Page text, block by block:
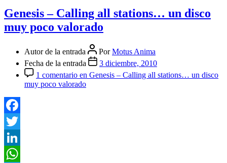
Genesis – Calling all stations… un disco
muy poco valorado
Autor de la entrada PorMotus Anima
Fecha de la entrada
3 diciembre, 2010
1 comentario en Genesis – Calling all stations… un disco
muy poco valorado
Facebook
Twitter
LinkedIn